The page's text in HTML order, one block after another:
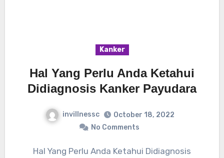
Kanker
Hal Yang Perlu Anda Ketahui
Didiagnosis Kanker Payudara
invillnessc
October 18, 2022
No Comments
Hal Yang Perlu Anda Ketahui Didiagnosis